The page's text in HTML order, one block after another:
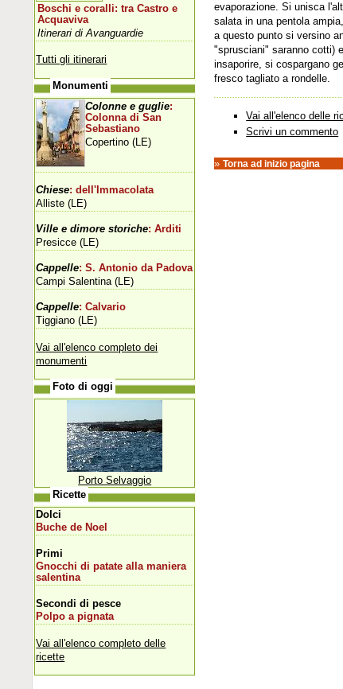
evaporazione. Si unisca
salata in una pentola
a questo punto si versino
"sprusciani" saranno cotti)
insaporire, si cospargano
fresco tagliato a rondelle.
Vai all'elenco delle
Scrivi un commento
»Torna ad inizio pagina
Boschi e coralli: tra Castro e
Acquaviva
Itinerari di Avanguardie
Tutti gli itinerari
Monumenti
Colonne e guglie:
Colonna di San
Sebastiano
Copertino (LE)
Chiese: dell'Immacolata
Alliste (LE)
Ville e dimore storiche: Arditi
Presicce (LE)
Cappelle: S. Antonio da Padova
Campi Salentina (LE)
Cappelle: Calvario
Tiggiano (LE)
Vai all'elenco completo dei
monumenti
Foto di oggi
Porto Selvaggio
Ricette
Dolci
Buche de Noel
Primi
Gnocchi di patate alla maniera
salentina
Secondi di pesce
Polpo a pignata
Vai all'elenco completo delle
ricette